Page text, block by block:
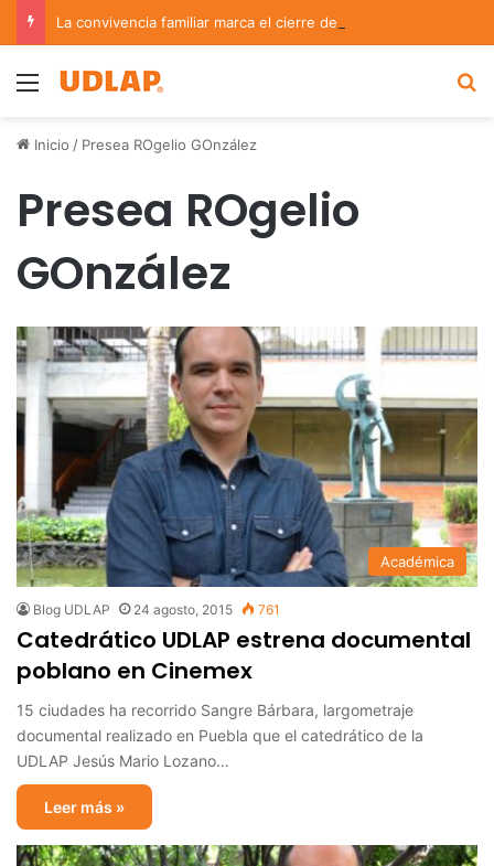
Menu
Inicio / Presea ROgelio GOnzález
Presea ROgelio
GOnzález
Académica
Blog UDLAP 24 agosto, 2015 761
Catedrático UDLAP estrena documental
poblano en Cinemex
15 ciudades ha recorrido Sangre Bárbara, largometraje
documental realizado en Puebla que el catedrático de la
UDLAP Jesús Mario Lozano…
Leer más »